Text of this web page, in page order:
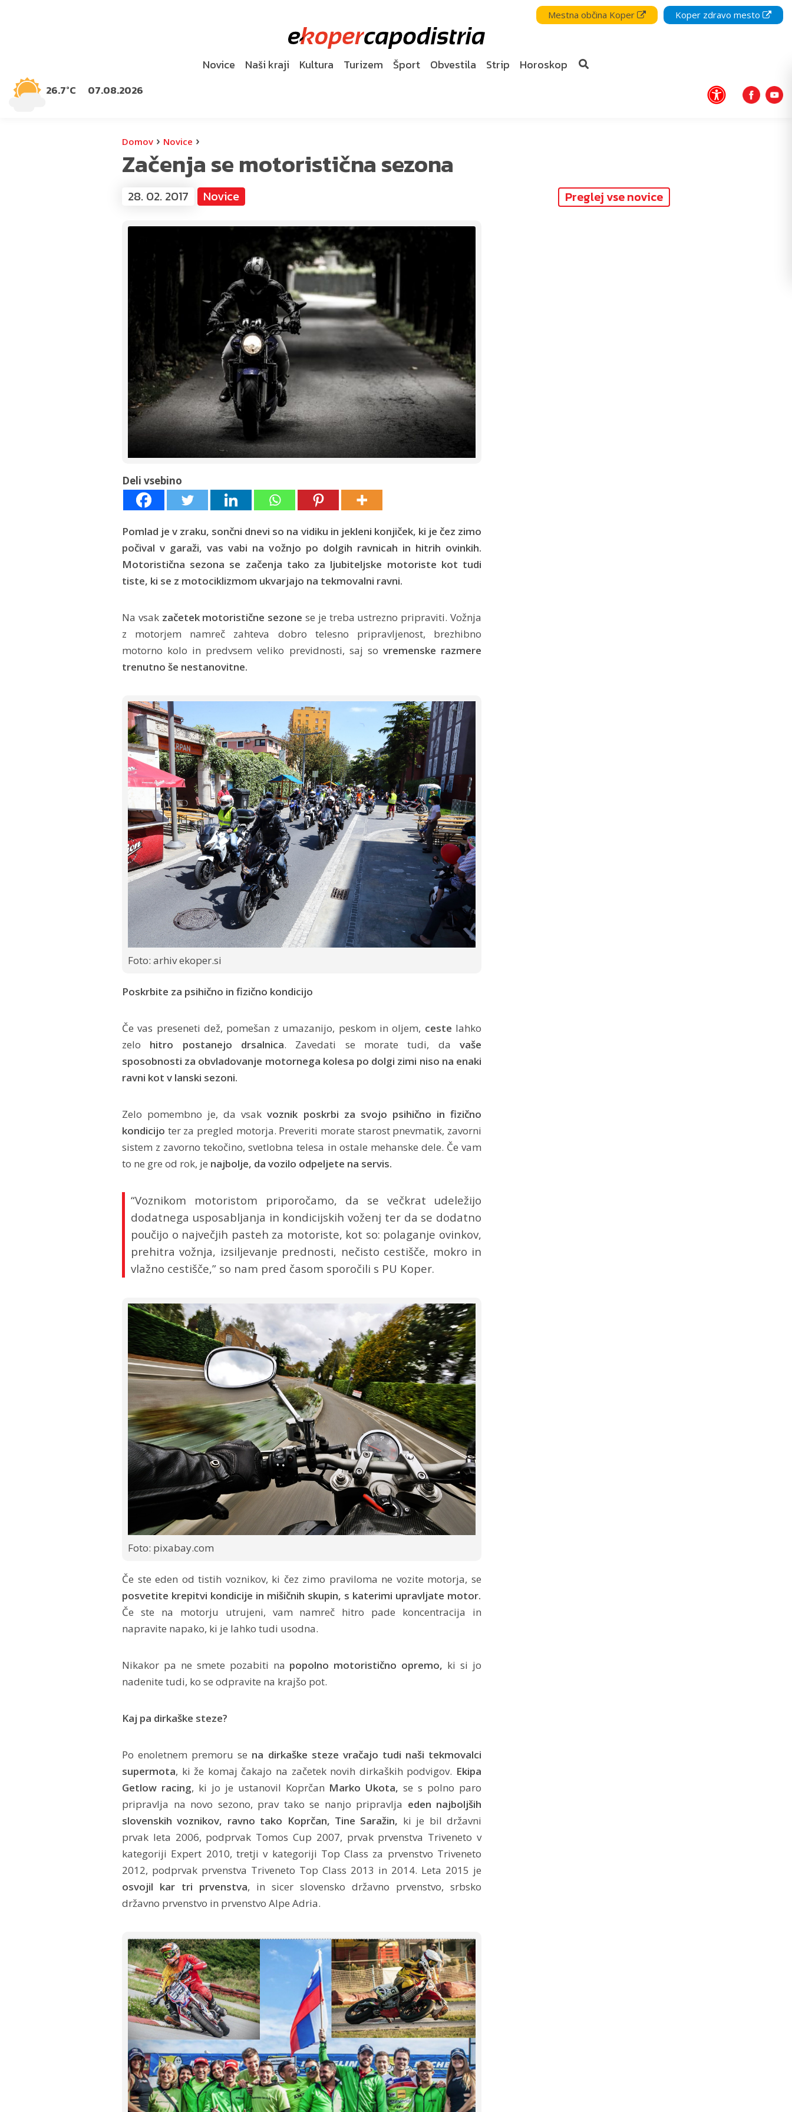
Mestna občina Koper Koper zdravo mesto
26.7°C 07.08.2026
Novice Naši kraji Kultura Turizem Šport Obvestila Strip Horoskop
Domov › Novice ›
Začenja se motoristična sezona
28. 02. 2017 Novice Preglej vse novice
Deli vsebino
Pomlad je v zraku, sončni dnevi so na vidiku in jekleni konjiček, ki je čez zimo
počival v garaži, vas vabi na vožnjo po dolgih ravnicah in hitrih ovinkih.
Motoristična sezona se začenja tako za ljubiteljske motoriste kot tudi
tiste, ki se z motociklizmom ukvarjajo na tekmovalni ravni.
Na vsak začetek motoristične sezone se je treba ustrezno pripraviti. Vožnja
z motorjem namreč zahteva dobro telesno pripravljenost, brezhibno
motorno kolo in predvsem veliko previdnosti, saj so vremenske razmere
trenutno še nestanovitne.
Foto: arhiv ekoper.si
Poskrbite za psihično in fizično kondicijo
Če vas preseneti dež, pomešan z umazanijo, peskom in oljem, ceste lahko
zelo hitro postanejo drsalnica. Zavedati se morate tudi, da vaše
sposobnosti za obvladovanje motornega kolesa po dolgi zimi niso na enaki
ravni kot v lanski sezoni.
Zelo pomembno je, da vsakvoznik poskrbi za svojo psihično in fizično
kondicijo ter za pregled motorja. Preveriti morate starost pnevmatik, zavorni
sistem z zavorno tekočino, svetlobna telesa in ostale mehanske dele. Če vam
to ne gre od rok, je najbolje, da vozilo odpeljete na servis.
“Voznikom motoristom priporočamo, da se večkrat udeležijo
dodatnega usposabljanja in kondicijskih voženj ter da se dodatno
poučijo o največjih pasteh za motoriste, kot so: polaganje ovinkov,
prehitra vožnja, izsiljevanje prednosti, nečisto cestišče, mokro in
vlažno cestišče,” so nam pred časom sporočili s PU Koper.
Foto: pixabay.com
Če ste eden od tistih voznikov, ki čez zimo praviloma ne vozite motorja, se
posvetite krepitvi kondicije in mišičnih skupin, s katerimi upravljate motor.
Če ste na motorju utrujeni, vam namreč hitro pade koncentracija in
napravite napako, ki je lahko tudi usodna.
Nikakor pa ne smete pozabiti na popolno motoristično opremo, ki si jo
nadenite tudi, ko se odpravite na krajšo pot.
Kaj pa dirkaške steze?
Po enoletnem premoru se na dirkaške steze vračajo tudi naši tekmovalci
supermota, ki že komaj čakajo na začetek novih dirkaških podvigov. Ekipa
Getlow racing, ki jo je ustanovil Koprčan Marko Ukota, se s polno paro
pripravlja na novo sezono, prav tako se nanjo pripravlja eden najboljših
slovenskih voznikov, ravno tako Koprčan, Tine Saražin, ki je bil državni
prvak leta 2006, podprvak Tomos Cup 2007, prvak prvenstva Triveneto v
kategoriji Expert 2010, tretji v kategoriji Top Class za prvenstvo Triveneto
2012, podprvak prvenstva Triveneto Top Class 2013 in 2014. Leta 2015 je
osvojil kar tri prvenstva, in sicer slovensko državno prvenstvo, srbsko
državno prvenstvo in prvenstvo Alpe Adria.